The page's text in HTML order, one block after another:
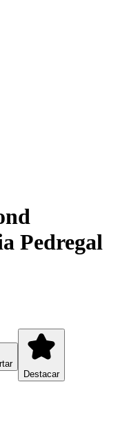
Pedregal
Destacar